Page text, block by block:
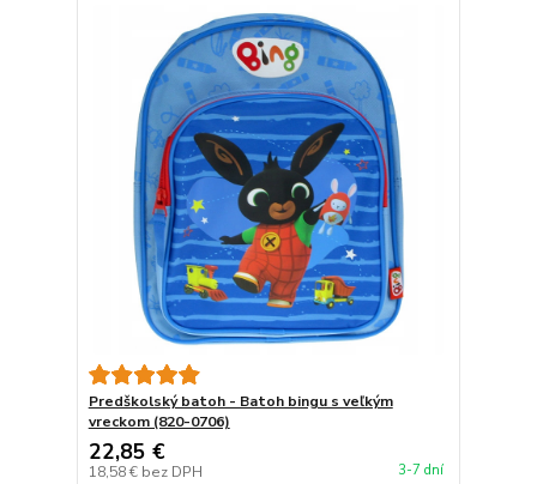
Predškolský batoh - Batoh bingu s veľkým
vreckom (820-0706)
22,85 €
18,58 € bez DPH 3-7 dní